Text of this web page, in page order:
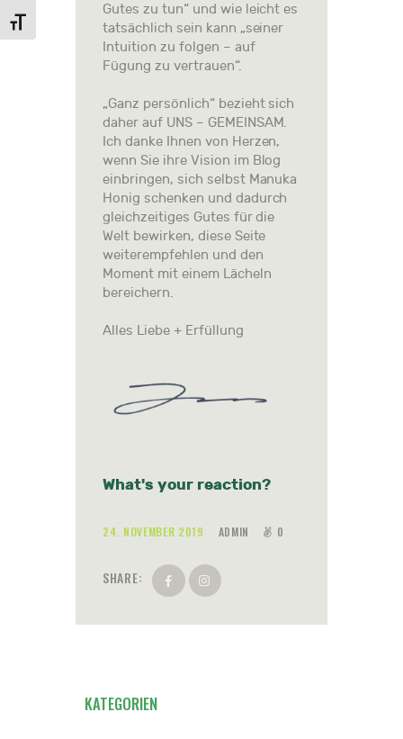
SCHRIFT VERGRÖSSERN
Gutes zu tun“ und wie leicht es
tatsächlich sein kann „seiner
Intuition zu folgen – auf
Fügung zu vertrauen“.
„Ganz persönlich“ bezieht sich
daher auf UNS – GEMEINSAM.
Ich danke Ihnen von Herzen,
wenn Sie ihre Vision im Blog
einbringen, sich selbst Manuka
Honig schenken und dadurch
gleichzeitiges Gutes für die
Welt bewirken, diese Seite
weiterempfehlen und den
Moment mit einem Lächeln
bereichern.
Alles Liebe + Erfüllung
What's your reaction?
24. NOVEMBER 2019 ADMIN 0
SHARE:
KATEGORIEN